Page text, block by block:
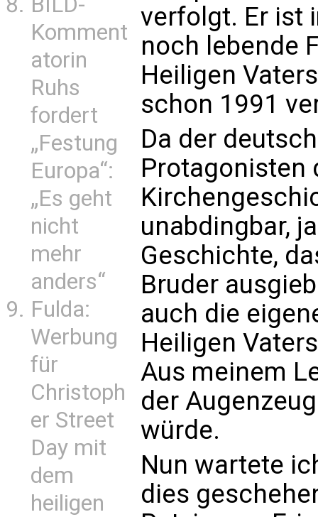
Komment
atorin
Ruhs
fordert
„Festung
Europa“:
„Es geht
nicht
mehr
anders“
Fulda:
Werbung
für
Christoph
er Street
Day mit
dem
heiligen
verfolgt. Er ist
noch lebende
Heiligen
schon 1991
Da der
Protagonisten
unabdingbar,
Geschichte,
Bruder
auch die
Heiligen
Aus meinem
der
würde.
Nun wartete
dies